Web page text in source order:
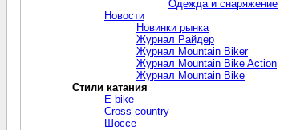
Одежда и снаряжение
Новости
Новинки рынка
Журнал Райдер
Журнал Mountain Biker
Журнал Mountain Bike Action
Журнал Mountain Bike
Стили катания
E-bike
Cross-сountry
Шоссе